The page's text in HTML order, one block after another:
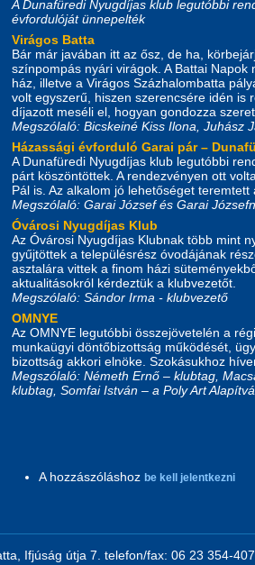
A Dunafüredi Nyugdíjas klub legutóbbi
évfordulóját ünnepelték
Virágos Batta
Bár már javában itt az ősz, de ha,
színpompás nyári virágok. A Battai
ház, illetve a Virágos Százhalombatta
volt egyszerű, hiszen szerencsére idén is
díjazott meséli el, hogyan gondozza
Megszólaló: Bicskeiné Kiss Ilona, Juhász
Házassági évforduló Garai pár –
A Dunafüredi Nyugdíjas klub legutóbbi
párt köszöntöttek. A rendezvényen ott
Pál is. Az alkalom jó lehetőséget
Megszólaló: Garai József és Garai
Óvárosi Nyugdíjas Klub
Az Óvárosi Nyugdíjas Klubnak több mint
gyűjtöttek a településrész óvodájának
asztalára vittek a finom házi
aktualitásokról kérdeztük a klubvezetőt.
Megszólaló: Sándor Irma - klubvezető
OMNYE
Az OMNYE legutóbbi összejövetelén a
munkaügyi döntőbizottság működését,
bizottság akkori elnöke. Szokásukhoz
Megszólaló: Németh Ernő – klubtag,
klubtag, Somfai István – a Poly Art
A hozzászóláshoz be kell jelentkezni
Ifjúság útja 7. telefon/fax: 06 23 354-407